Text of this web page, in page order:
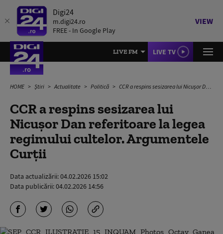
Digi24
m.digi24.ro
FREE - In Google Play
VIEW
LIVE FM LIVE TV
HOME Știri Actualitate Politică CCR a respins sesizarea lui Nicușor Dan referitoare la legea regimului cultelor. Argumentele Curții
CCR a respins sesizarea lui
Nicușor Dan referitoare la legea
regimului cultelor. Argumentele
Curții
Data actualizării:04.02.2026 15:02
Data publicării:04.02.2026 14:56